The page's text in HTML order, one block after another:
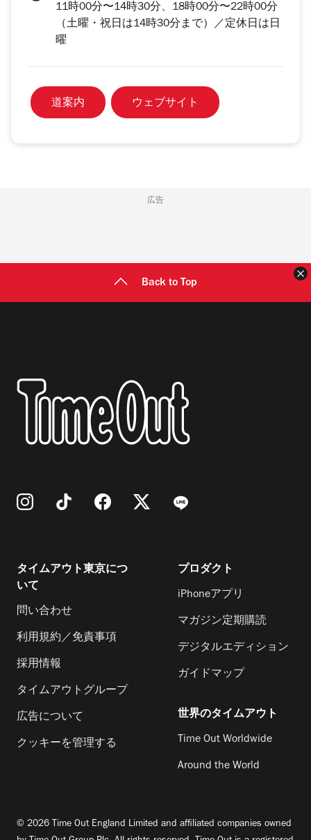
11時00分〜14時30分、18時00分〜22時00分
（土曜・祝日は14時30分まで）／定休日は日
曜
道案内 ウェブサイト
広告
Back to Top
タイムアウト東京につ
いて
問い合わせ
利用規約／免責事項
採用情報
タイムアウトグループ
広告について
クッキーを管理する
プロダクト
iPhoneアプリ
マガジン定期購読
デジタルエディション
ガイドマップ
世界のタイムアウト
Time Out Worldwide
Around the World
© 2026 Time Out England Limited and affiliated companies owned